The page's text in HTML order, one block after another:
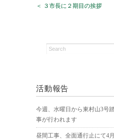
＜ ３市長に２期目の挨拶
活動報告
今週、水曜日から東村山3号
事が行われます
昼間工事、全面通行止にて4